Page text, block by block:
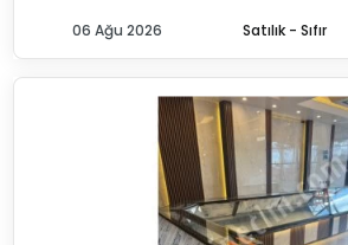
Satılık - Sıfır
06 Ağu 2026